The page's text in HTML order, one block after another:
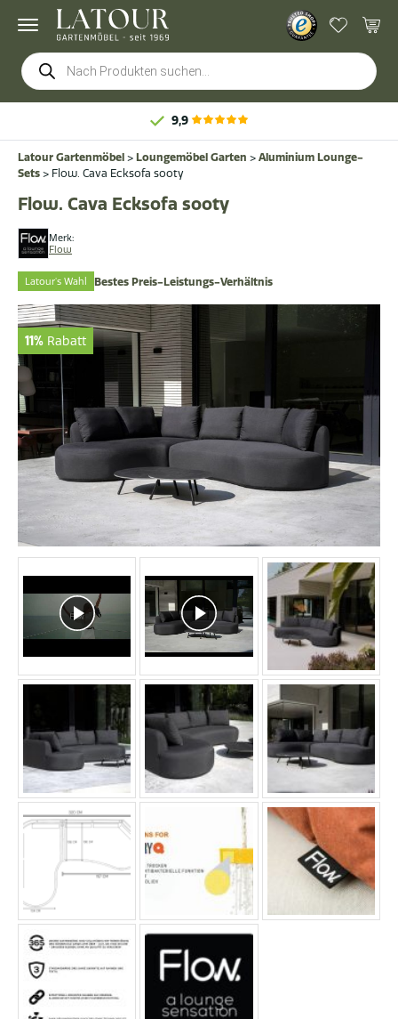
Products
search
9,9
Latour Gartenmöbel > Loungemöbel Garten > Aluminium Lounge-
Sets > Flow. Cava Ecksofa sooty
Merk:
Flow
Flow. Cava Ecksofa sooty
Latour's Wahl Bestes Preis-Leistungs-Verhältnis
11% Rabatt